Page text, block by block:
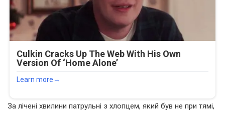
За лічені хвилини патрульні з хлопцем, який був не при тямі,